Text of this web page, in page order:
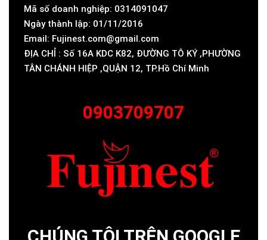
Mã số doanh nghiệp: 0314091047
Ngày thành lập: 01/11/2016
Email: Fujinest.com@gmail.com
ĐỊA CHỈ : Số 16A KDC K82, ĐƯỜNG TÔ KÝ ,PHƯỜNG
TÂN CHÁNH HIỆP ,QUẬN 12, TP.Hồ Chí Minh
0903709707
CHÚNG TÔI TRÊN GOOGLE